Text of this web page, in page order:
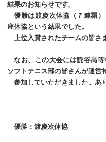
結果のお知らせです。
優勝は渡慶次体協（７連覇
座体協という結果でした。
上位入賞されたチームの皆さ
なお、この大会には読谷高
ソフトテニス部の皆さんが運営
参加していただきました。あ
優勝：渡慶次体協